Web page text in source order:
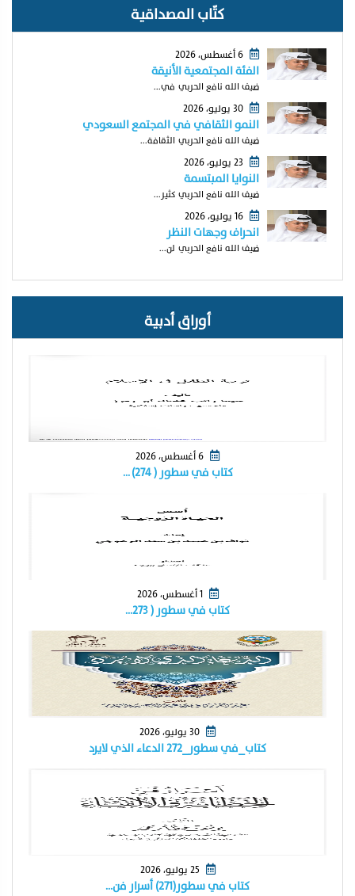
كتّاب المصداقية
6 أغسطس، 2026
الفئة المجتمعية الأنيقة
ضيف الله نافع الحربي في...
30 يوليو، 2026
النمو الثقافي في المجتمع السعودي
ضيف الله نافع الحربي الثقافة...
النوايا المبتسمة
ضيف الله نافع الحربي كثير...
16 يوليو، 2026
انحراف وجهات النظر
ضيف الله نافع الحربي لن...
أوراق أدبية
كتاب في سطور ( ٢٧٤) …
1 أغسطس، 2026
كتاب في سطور ( ٢٧٣…
كتاب_في سطور_٢٧٢ الدعاء الذي لايرد
كتاب في سطور(٢٧١) أسرار فن…